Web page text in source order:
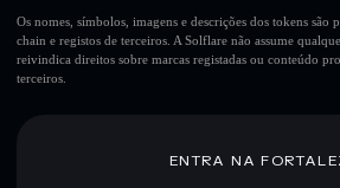
Os nomes, símbolos, imagens e descrições dos tokens são
chain e registos de terceiros. A Solflare não assume
reivindica direitos sobre marcas registadas ou conteúdo
terceiros.
ENTRA NA